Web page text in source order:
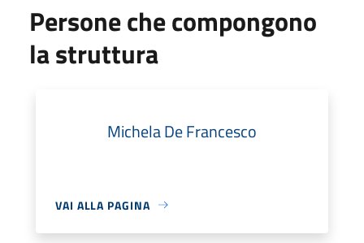
Persone che compongono
la struttura
Michela De Francesco
VAI ALLA PAGINA